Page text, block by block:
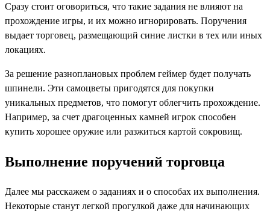
Сразу стоит оговориться, что такие задания не влияют на
прохождение игры, и их можно игнорировать. Поручения
выдает торговец, размещающий синие листки в тех или иных
локациях.
За решение разноплановых проблем геймер будет получать
шпинели. Эти самоцветы пригодятся для покупки
уникальных предметов, что помогут облегчить прохождение.
Например, за счет драгоценных камней игрок способен
купить хорошее оружие или разжиться картой сокровищ.
Выполнение поручений торговца
Далее мы расскажем о заданиях и о способах их выполнения.
Некоторые станут легкой прогулкой даже для начинающих